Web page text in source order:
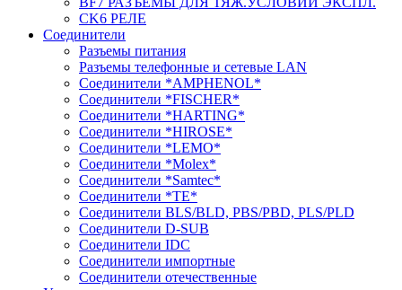
CK6 РЕЛЕ
Соединители
Разъемы питания
Разъемы телефонные и сетевые LAN
Соединители *AMPHENOL*
Соединители *FISCHER*
Соединители *HARTING*
Соединители *HIROSE*
Соединители *LEMO*
Соединители *Molex*
Соединители *Samtec*
Соединители *TE*
Соединители BLS/BLD, PBS/PBD, PLS/PLD
Соединители D-SUB
Соединители IDC
Соединители импортные
Соединители отечественные